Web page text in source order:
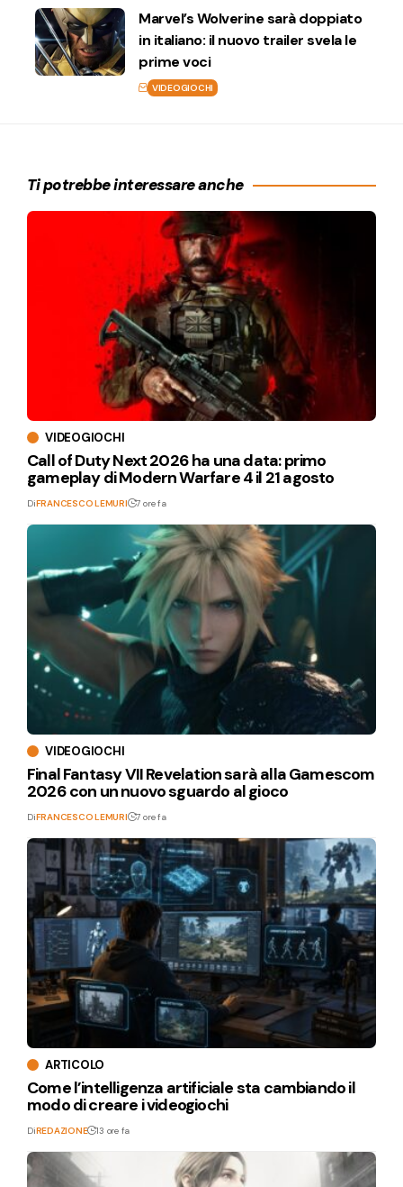
Marvel’s Wolverine sarà doppiato
in italiano: il nuovo trailer svela le
prime voci
VIDEOGIOCHI
Ti potrebbe interessare anche
VIDEOGIOCHI
Call of Duty Next 2026 ha una data: primo
gameplay di Modern Warfare 4 il 21 agosto
DiFRANCESCO LEMURI 7 ore fa
VIDEOGIOCHI
Final Fantasy VII Revelation sarà alla Gamescom
2026 con un nuovo sguardo al gioco
DiFRANCESCO LEMURI 7 ore fa
ARTICOLO
Come l’intelligenza artificiale sta cambiando il
modo di creare i videogiochi
DiREDAZIONE 13 ore fa